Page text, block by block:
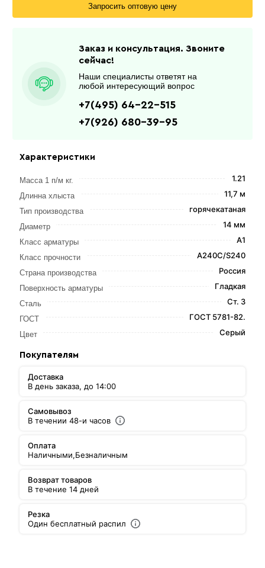
Характеристики
Масса 1 п/м кг. 1.21
Длинна хлыста 11,7 м
Тип производства горячекатаная
Диаметр 14 мм
Класс арматуры А1
Класс прочности А240С/S240
Страна производства Россия
Поверхность арматуры Гладкая
Сталь Ст. 3
ГОСТ ГОСТ 5781-82.
Цвет Серый
Покупателям
Доставка
В день заказа, до 14:00
Самовывоз
В течении 48-и часов
Оплата
Наличными,Безналичным
Возврат товаров
В течение 14 дней
Резка
Один бесплатный распил
Запросить оптовую цену
Заказ и консультация. Звоните
сейчас!
Наши специалисты ответят на
любой интересующий вопрос
+7(495) 64-22-515
+7(926) 680-39-95